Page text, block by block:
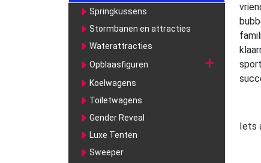
Springkussens
Stormbanen en attracties
Waterattracties
Opblaasfiguren
Koelwagens
Toiletwagens
Gender Reveal
Luxe Tenten
Sweeper
Iets